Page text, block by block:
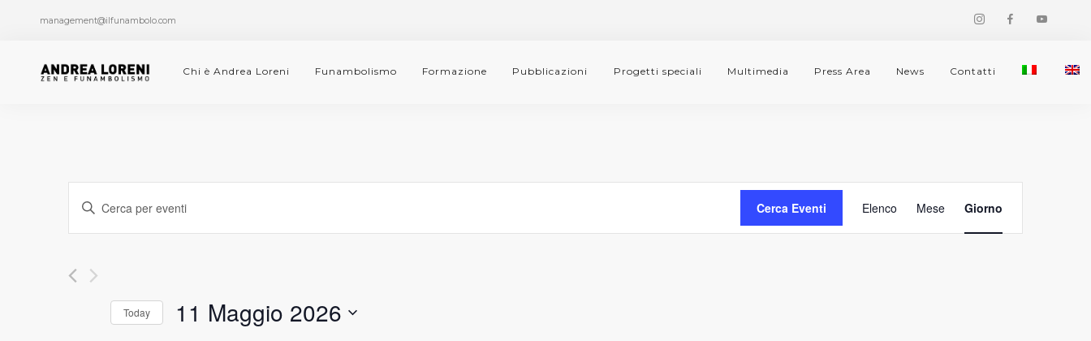
management@ilfunambolo.com
Chi è Andrea Loreni Funambolismo Formazione Pubblicazioni Progetti speciali Multimedia Press Area News Contatti
Eventi
Ricerca
e
viste
INSERISCI
EVENTI
Cerca Eventi
Evento
Viste
Elenco Mese Giorno
Today 11 Maggio 2026